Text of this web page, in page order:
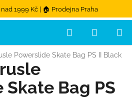
1999 Kč | 🏠 Prodejna Praha
Hledat
Powerslide Skate Bag PS II Black
Bag PS